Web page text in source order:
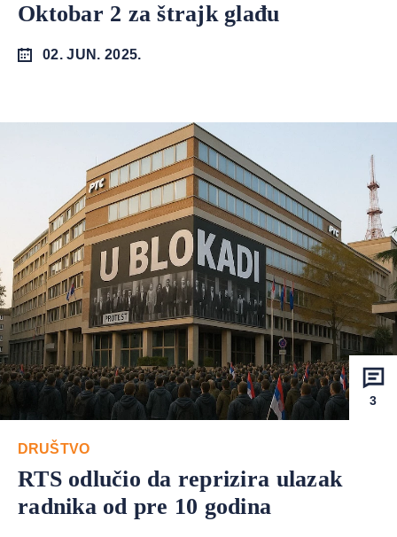
Oktobar 2 za štrajk glađu
02. JUN. 2025.
3
DRUŠTVO
RTS odlučio da reprizira ulazak
radnika od pre 10 godina